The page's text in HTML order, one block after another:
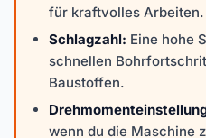
für kraftvolles Arbeiten.
Schlagzahl: Eine hohe
schnellen
Baustoffen.
wenn du die Maschine